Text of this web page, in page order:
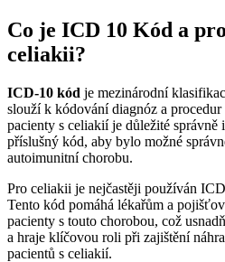
Co je ​ICD 10 Kód a
⁤celiakii?
ICD-10 kód ⁢je ⁣mezinárodní
slouží k ‍kódování ⁤diagnóz a
pacienty ⁤s​ celiakií ⁣je důležité
příslušný kód, aby bylo⁣ možné‍
⁤autoimunitní chorobu.
Pro‌ celiakii je nejčastěji‍ používán
Tento ‍kód pomáhá lékařům a
pacienty s touto⁤ chorobou, což
a hraje klíčovou roli při zajištění
pacientů s celiakií.